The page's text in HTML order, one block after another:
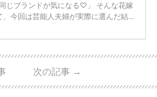
じブランドが気になる♡」 そんな花嫁
、今回は芸能人夫婦が実際に選んだ結婚
ンやカルティエ、ティファニーなど世界
ブランドまで幅広くご紹介。 さらに、
る芸能人夫婦 ・リングの特徴や魅力 ・
次の記事 →